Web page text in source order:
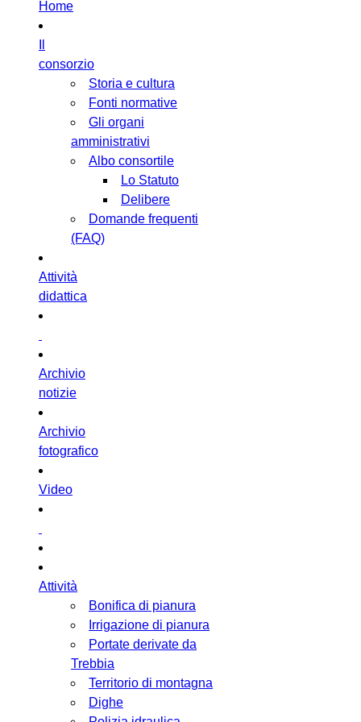
Home
consorzio
Storia e cultura
Fonti normative
Gli organi
amministrativi
Albo consortile
Lo Statuto
Delibere
Domande frequenti
(FAQ)
Attività
didattica
Archivio
notizie
Archivio
fotografico
Video
Attività
Bonifica di pianura
Irrigazione di pianura
Portate derivate da
Trebbia
Territorio di montagna
Dighe